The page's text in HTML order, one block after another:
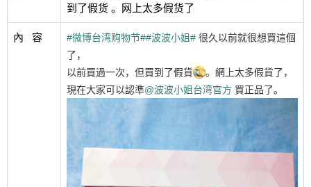
到了假货 。网上太多假货了
內   容 #微博台湾购物节##波波小姐# 很久以前就很想買這個
了，
以前買過一次，但買到了假貨
。網上太多假貨了，
現在大家可以認準@波波小姐台湾官方 買正品了。